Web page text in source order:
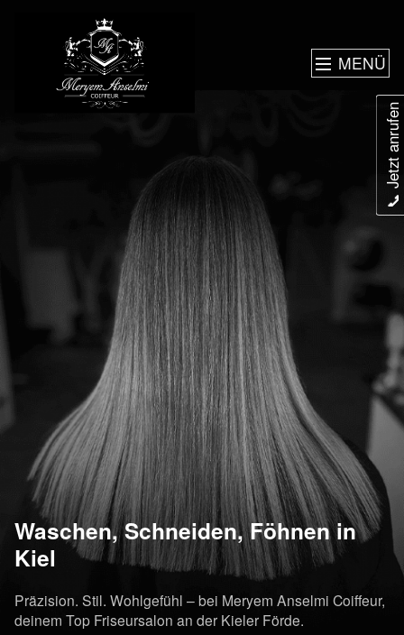
MENÜ
Waschen, Schneiden, Föhnen in
Kiel
Präzision. Stil. Wohlgefühl – bei Meryem Anselmi Coiffeur,
deinem Top Friseursalon an der Kieler Förde.
📞 Jetzt anrufen